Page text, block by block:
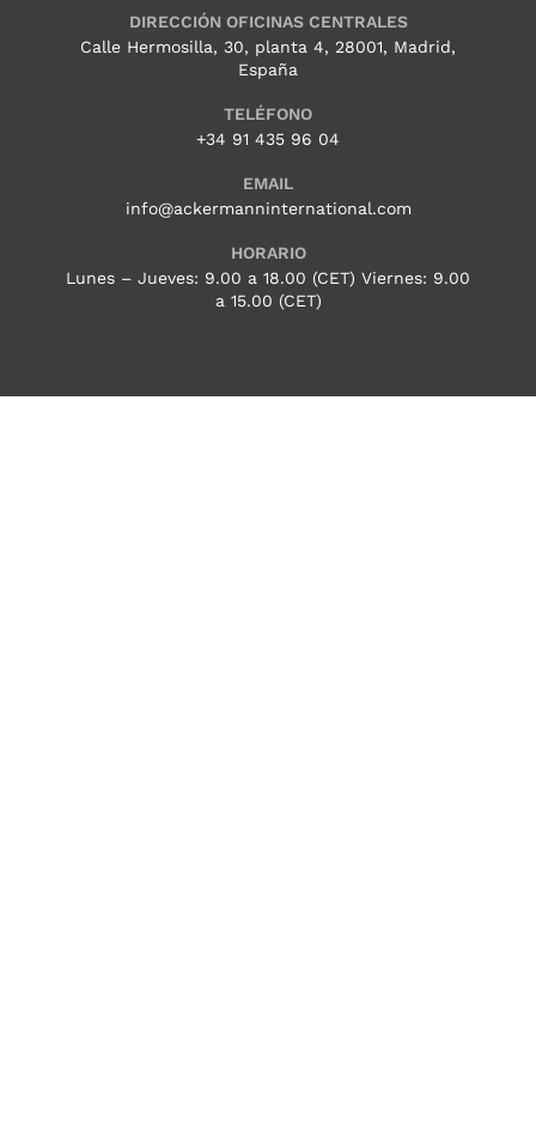
DIRECCIÓN OFICINAS CENTRALES
Calle Hermosilla, 30, planta 4, 28001, Madrid,
España
TELÉFONO
+34 91 435 96 04
EMAIL
info@ackermanninternational.com
HORARIO
Lunes – Jueves: 9.00 a 18.00 (CET) Viernes: 9.00
a 15.00 (CET)